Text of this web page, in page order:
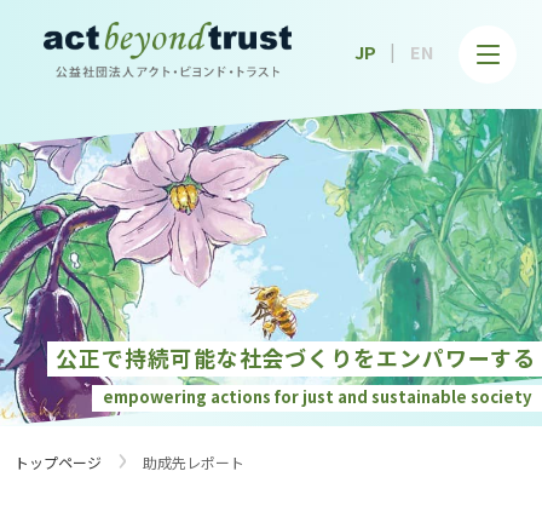
公益社団法人アクト・ビヨンド・トラスト
JP EN
公正で持続可能な社会づくりをエンパワーする
empowering actions for just and sustainable society
トップページ › 助成先レポート